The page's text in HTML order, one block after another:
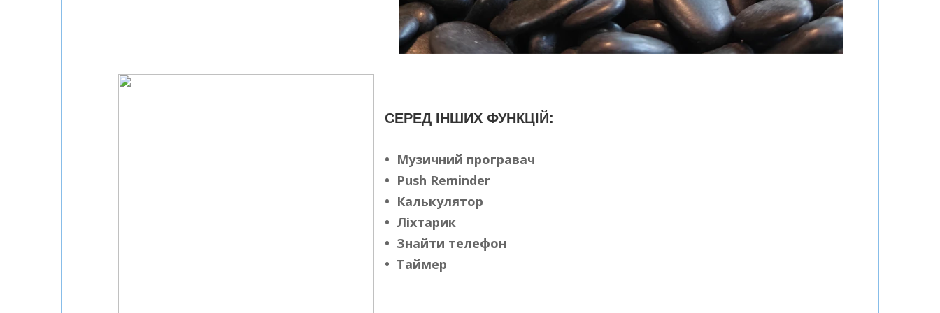
СЕРЕД ІНШИХ ФУНКЦІЙ:
• Музичний програвач
• Push Reminder
• Калькулятор
• Ліхтарик
• Знайти телефон
• Таймер